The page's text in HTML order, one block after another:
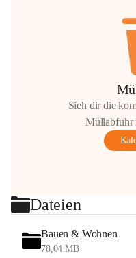
Sieh dir die
Müllabfuhr
Dateien
Bauen & Wohnen
78,04 MB